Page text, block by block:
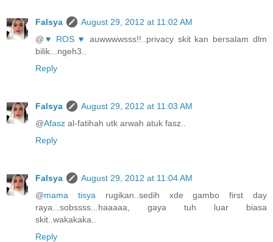
Falsya
August 29, 2012 at 11:02 AM
@ ♥ ROS ♥
auwwwwsss!!..privacy skit kan bersalam dlm
bilik...ngeh3..
Reply
Falsya
August 29, 2012 at 11:03 AM
@Afasz al-fatihah utk arwah atuk fasz..
Reply
Falsya
August 29, 2012 at 11:04 AM
@mama tisya rugikan..sedih xde gambo first day
raya...sobssss...haaaaa, gaya tuh luar biasa
skit..wakakaka..
Reply